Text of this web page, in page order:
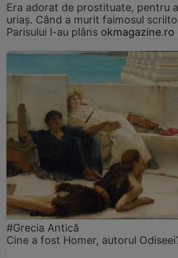
Era adorat de prostituate, pentru
uriaș. Când a murit faimosul
Parisului l-au plâns okmagazine.ro
#Grecia Antică
Cine a fost Homer, autorul